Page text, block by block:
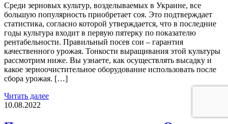
Среди зерновых культур, возделываемых в Украине, все
большую популярность приобретает соя. Это подтверждает
статистика, согласно которой утверждается, что в последние
годы культура входит в первую пятерку по показателю
рентабельности. Правильный посев сои – гарантия
качественного урожая. Тонкости выращивания этой культуры
рассмотрим ниже. Вы узнаете, как осуществлять высадку и
какое зерноочистительное оборудование использовать после
сбора урожая. […]
Читать далее
10.08.2022